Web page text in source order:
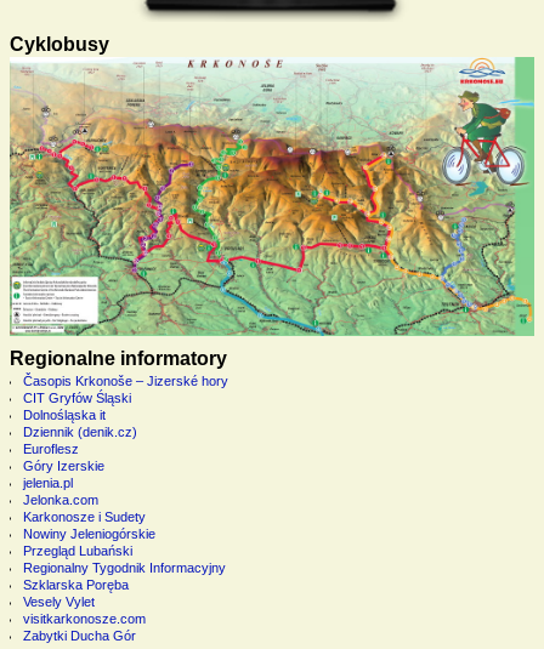
Cyklobusy
Regionalne informatory
Časopis Krkonoše – Jizerské hory
CIT Gryfów Śląski
Dolnośląska it
Dziennik (denik.cz)
Euroflesz
Góry Izerskie
jelenia.pl
Jelonka.com
Karkonosze i Sudety
Nowiny Jeleniogórskie
Przegląd Lubański
Regionalny Tygodnik Informacyjny
Szklarska Poręba
Vesely Vylet
visitkarkonosze.com
Zabytki Ducha Gór